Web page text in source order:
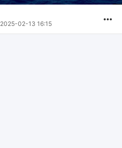
2025-02-13 16:15